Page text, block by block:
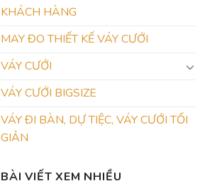
KHÁCH HÀNG
MAY ĐO THIẾT KẾ VÁY CƯỚI
VÁY CƯỚI
VÁY CƯỚI BIGSIZE
VÁY ĐI BÀN, DỰ TIỆC, VÁY CƯỚI TỐI
GIẢN
BÀI VIẾT XEM NHIỀU